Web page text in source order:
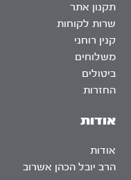
אודות
אודות
הרב יובל הכהן אשרוב
תקנון אתר
שרות לקוחות
קנין רוחני
משלוחים
ביטולים
החזרות